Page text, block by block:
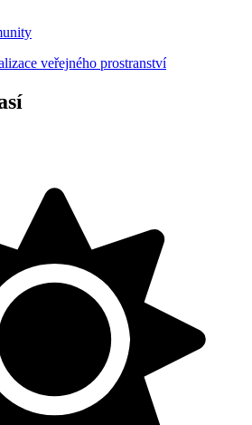
veřejného prostranství